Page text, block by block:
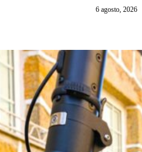
6 agosto, 2026